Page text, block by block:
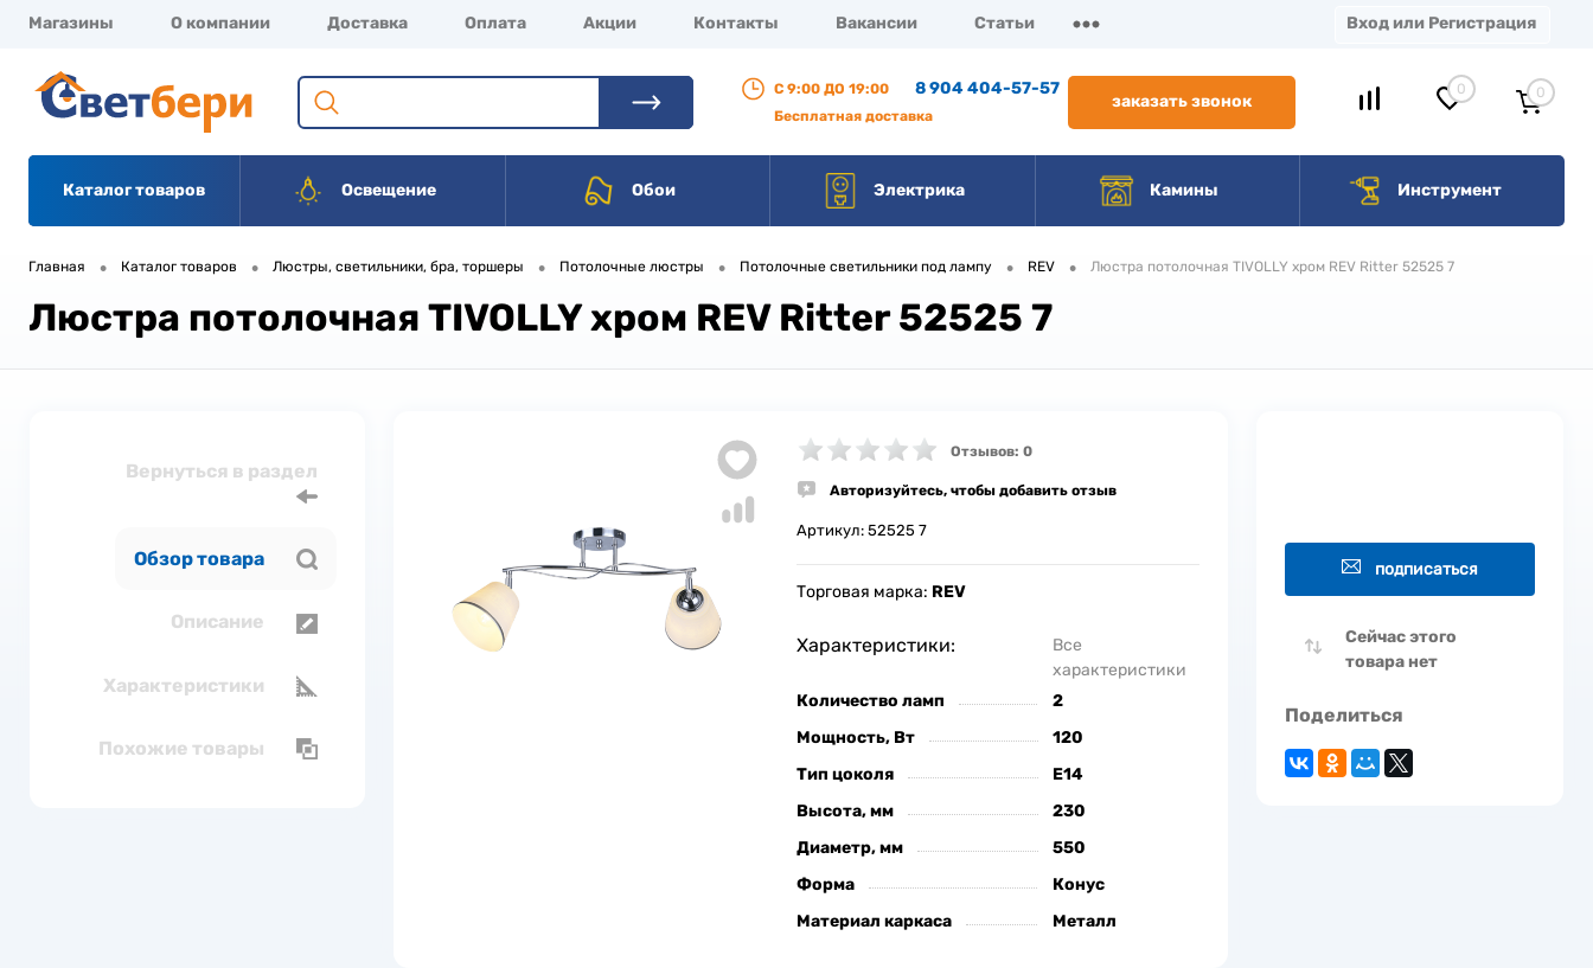
Магазины О компании Доставка Оплата Акции Контакты Вакансии Статьи Вход или Регистрация
С 9:00 ДО 19:00 8 904 404-57-57
Бесплатная доставка
заказать звонок
0 0
Каталог товаров Освещение Обои Электрика Камины Инструмент
Главная • Каталог товаров • Люстры, светильники, бра, торшеры • Потолочные люстры • Потолочные светильники под лампу • REV • Люстра потолочная TIVOLLY хром REV Ritter 52525 7
Люстра потолочная TIVOLLY хром REV Ritter 52525 7
Вернуться в раздел
Обзор товара
Описание
Характеристики
Похожие товары
Отзывов: 0
Авторизуйтесь, чтобы добавить отзыв
Артикул: 52525 7
Торговая марка: REV
Характеристики:
Все
характеристики
Количество ламп
2
Мощность, Вт
120
Тип цоколя
Е14
Высота, мм
230
Диаметр, мм
550
Форма
Конус
Материал каркаса
Металл
подписаться
Сейчас этого
товара нет
Поделиться